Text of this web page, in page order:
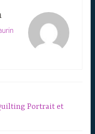
Portrait et